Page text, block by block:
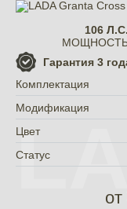
Гарантия 3
Комплектация
Модификация
Цвет
Статус
от
106 Л.С.